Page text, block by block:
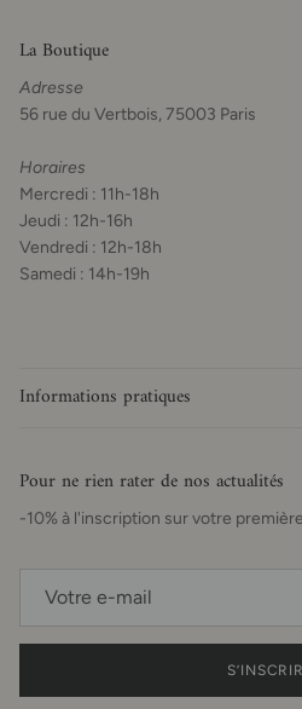
La Boutique
Adresse
56 rue du Vertbois, 75003 Paris
Horaires
Mercredi : 11h-18h
Jeudi : 12h-16h
Vendredi : 12h-18h
Samedi : 14h-19h
Informations pratiques
Pour ne rien rater de nos actualités
-10% à l'inscription sur votre